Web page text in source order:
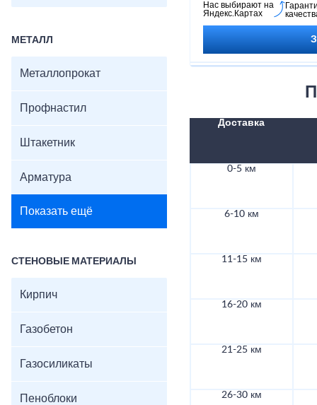
МЕТАЛЛ
Металлопрокат
Профнастил
Штакетник
Арматура
Показать ещё
СТЕНОВЫЕ МАТЕРИАЛЫ
Кирпич
Газобетон
Газосиликаты
Пеноблоки
команда опытных
безопасность и
освободить
Нас выбирают на
Яндекс.Картах
Доставка
0-5 км
6-10 км
11-15 км
16-20 км
21-25 км
26-30 км